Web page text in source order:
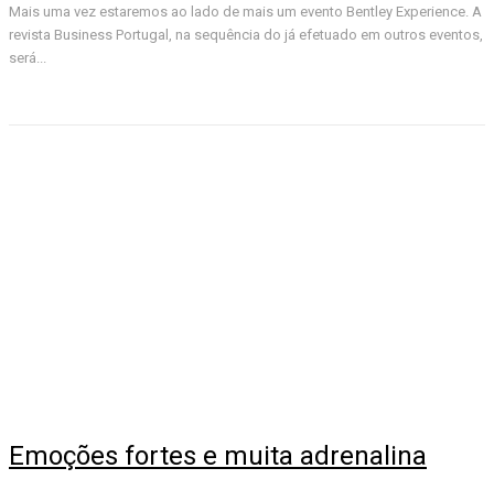
Mais uma vez estaremos ao lado de mais um evento Bentley Experience. A
revista Business Portugal, na sequência do já efetuado em outros eventos,
será...
Emoções fortes e muita adrenalina